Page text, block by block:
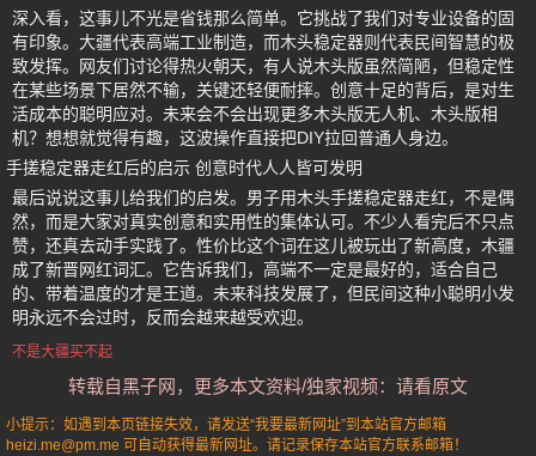
深入看，这事儿不光是省钱那么简单。它挑战了我们对专业设备的固
有印象。大疆代表高端工业制造，而木头稳定器则代表民间智慧的极
致发挥。网友们讨论得热火朝天，有人说木头版虽然简陋，但稳定性
在某些场景下居然不输，关键还轻便耐摔。创意十足的背后，是对生
活成本的聪明应对。未来会不会出现更多木头版无人机、木头版相
机？想想就觉得有趣，这波操作直接把DIY拉回普通人身边。
手搓稳定器走红后的启示 创意时代人人皆可发明
最后说说这事儿给我们的启发。男子用木头手搓稳定器走红，不是偶
然，而是大家对真实创意和实用性的集体认可。不少人看完后不只点
赞，还真去动手实践了。性价比这个词在这儿被玩出了新高度，木疆
成了新晋网红词汇。它告诉我们，高端不一定是最好的，适合自己
的、带着温度的才是王道。未来科技发展了，但民间这种小聪明小发
明永远不会过时，反而会越来越受欢迎。
不是大疆买不起
转载自黑子网，更多本文资料/独家视频：请看原文
小提示：如遇到本页链接失效，请发送“我要最新网址”到本站官方邮箱
heizi.me@pm.me 可自动获得最新网址。请记录保存本站官方联系邮箱！